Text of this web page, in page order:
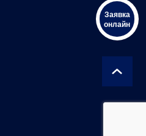
Заявка
онлайн